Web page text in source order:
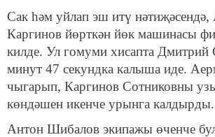
Сак һәм уйлап эш итү
Каргинов йөрткән йөк машинасы
килде. Ул гомуми хисапта Дмитрий
минут 47 секундка калыша иде.
чыгарып, Каргинов Сотниковны
көндәшен икенче урынга калдырды.
Антон Шибалов экипажы өченче